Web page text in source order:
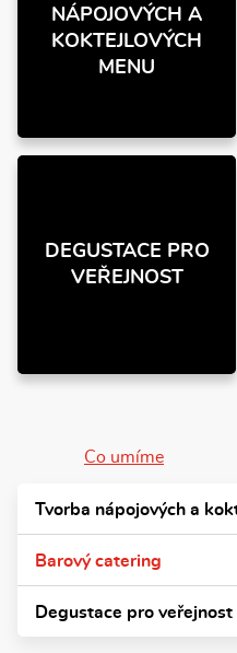
NÁPOJOVÝCH A
KOKTEJLOVÝCH
MENU
DEGUSTACE PRO
VEŘEJNOST
Co umíme
Tvorba nápojových a
Barový catering
Degustace pro veřejnost